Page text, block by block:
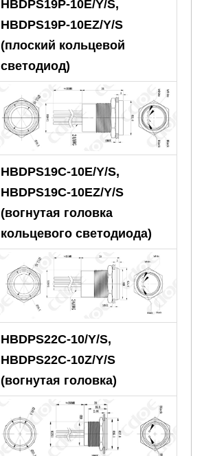
HBDPS19P-10E/Y/S,
HBDPS19P-10EZ/Y/S
(плоский кольцевой
светодиод)
HBDPS19C-10E/Y/S,
HBDPS19C-10EZ/Y/S
(вогнутая головка
кольцевого светодиода)
HBDPS22C-10/Y/S,
HBDPS22C-10Z/Y/S
(вогнутая головка)